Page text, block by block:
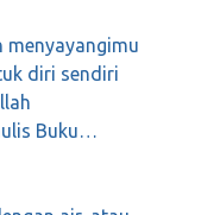
diri sendiri
Buku…